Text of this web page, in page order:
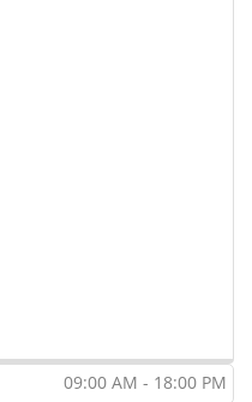
09:00 AM - 18:00 PM